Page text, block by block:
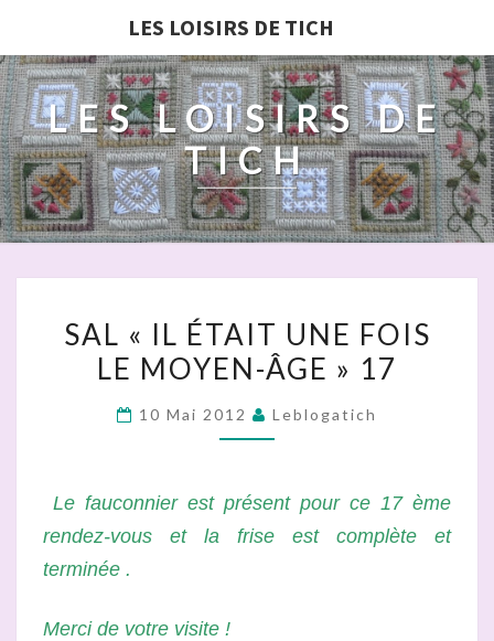
LES LOISIRS DE TICH
LES LOISIRS DE
TICH
ÉTAIT
FOIS
17
SAL « IL ÉTAIT UNE FOIS
LE MOYEN-ÂGE » 17
10 Mai 2012 Leblogatich
Le fauconnier est présent pour ce 17 ème
rendez-vous et la frise est complète et
terminée .
Merci de votre visite !